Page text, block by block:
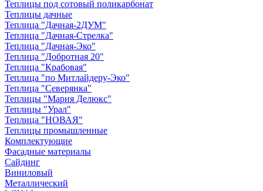
Теплицы под сотовый поликарбонат
Теплицы дачные
Теплица "Дачная-2ДУМ"
Теплица "Дачная-Стрелка"
Теплица "Дачная-Эко"
Теплица "Добротная 20"
Теплица "Крабовая"
Теплица "по Митлайдеру-Эко"
Теплица "Северянка"
Теплицы "Мария Делюкс"
Теплицы "Урал"
Теплица "НОВАЯ"
Теплицы промышленные
Комплектующие
Фасадные материалы
Сайдинг
Виниловый
Металлический